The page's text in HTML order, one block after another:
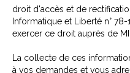
droit d'accès et de
Informatique et Liberté n°
exercer ce droit auprès de
La collecte de ces
à vos demandes et vous